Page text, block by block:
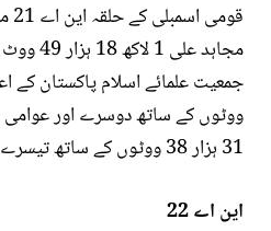
مجاہد
ووٹوں کے ساتھ دوسرے اور عوامی
31 ہزار 38 ووٹوں کے ساتھ تیسرے نمبر پر رہے۔
این اے 22